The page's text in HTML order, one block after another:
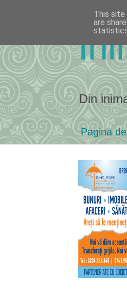
Din
Pagina
This site
are